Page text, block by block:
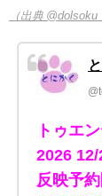
（出典
トゥエ
2026
反映予